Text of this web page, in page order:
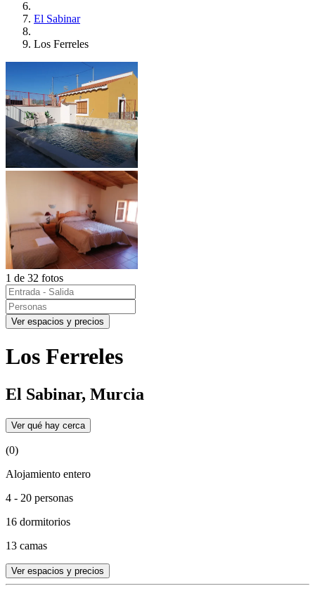
El Sabinar
Los Ferreles
1 de 32 fotos
Ver espacios y precios
Los Ferreles
El Sabinar, Murcia
Ver qué hay cerca
(0)
Alojamiento entero
4 - 20 personas
16 dormitorios
13 camas
Ver espacios y precios